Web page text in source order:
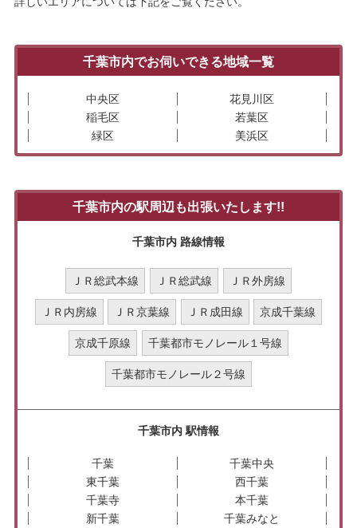
千葉市内でお伺いできる地域一覧
中央区
花見川区
稲毛区
若葉区
緑区
美浜区
千葉市内の駅周辺も出張いたします!!
千葉市内 路線情報
ＪＲ総武本線 ＪＲ総武線 ＪＲ外房線
ＪＲ内房線 ＪＲ京葉線 ＪＲ成田線 京成千葉線
京成千原線 千葉都市モノレール１号線
千葉都市モノレール２号線
千葉市内 駅情報
千葉
千葉中央
東千葉
西千葉
千葉寺
本千葉
新千葉
千葉みなと